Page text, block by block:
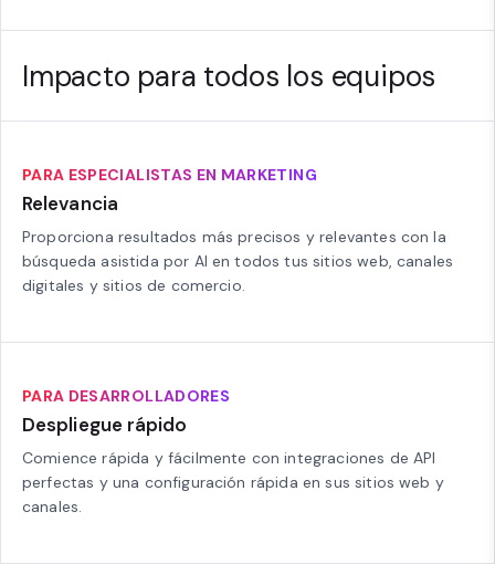
Impacto para todos los equipos
PARA ESPECIALISTAS EN MARKETING
Relevancia
Proporciona resultados más precisos y relevantes con la
búsqueda asistida por AI en todos tus sitios web, canales
digitales y sitios de comercio.
PARA DESARROLLADORES
Despliegue rápido
Comience rápida y fácilmente con integraciones de API
perfectas y una configuración rápida en sus sitios web y
canales.